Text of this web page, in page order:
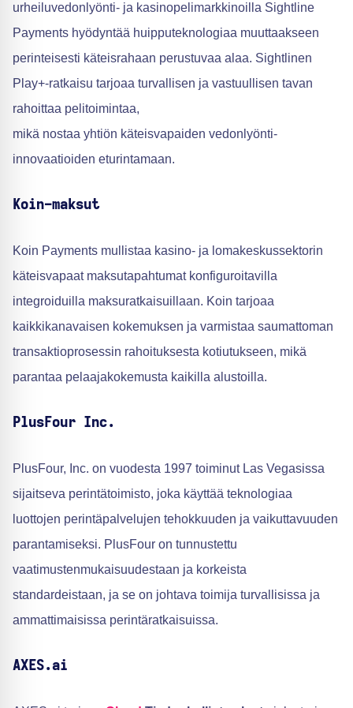
urheiluvedonlyönti- ja kasinopelimarkkinoilla Sightline
Payments hyödyntää huipputeknologiaa muuttaakseen
perinteisesti käteisrahaan perustuvaa alaa. Sightlinen
Play+-ratkaisu tarjoaa turvallisen ja vastuullisen tavan
rahoittaa pelitoimintaa,
mikä nostaa yhtiön käteisvapaiden vedonlyönti-
innovaatioiden eturintamaan.
Koin-maksut
Koin Payments mullistaa kasino- ja lomakeskussektorin
käteisvapaat maksutapahtumat konfiguroitavilla
integroiduilla maksuratkaisuillaan. Koin tarjoaa
kaikkikanavaisen kokemuksen ja varmistaa saumattoman
transaktioprosessin rahoituksesta kotiutukseen, mikä
parantaa pelaajakokemusta kaikilla alustoilla.
PlusFour Inc.
PlusFour, Inc. on vuodesta 1997 toiminut Las Vegasissa
sijaitseva perintätoimisto, joka käyttää teknologiaa
luottojen perintäpalvelujen tehokkuuden ja vaikuttavuuden
parantamiseksi. PlusFour on tunnustettu
vaatimustenmukaisuudestaan ja korkeista
standardeistaan, ja se on johtava toimija turvallisissa ja
ammattimaisissa perintäratkaisuissa.
AXES.ai